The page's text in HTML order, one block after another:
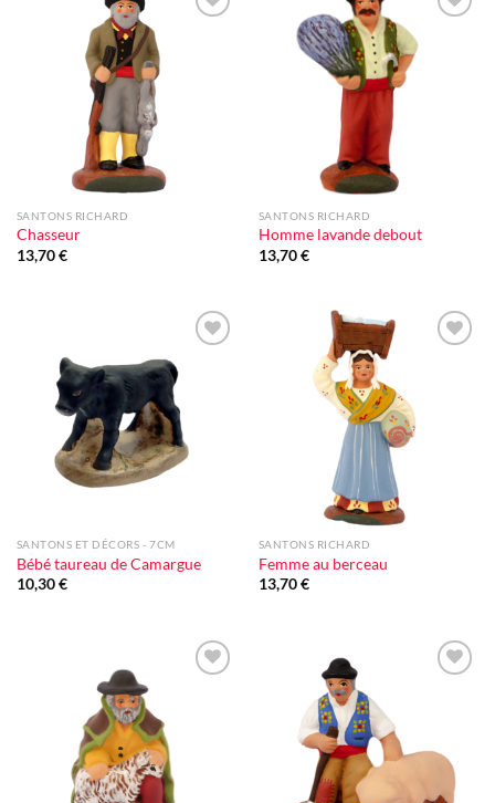
SANTONS RICHARD
Chasseur
13,70€
SANTONS RICHARD
Homme lavande debout
13,70€
SANTONS ET DÉCORS - 7CM
Bébé taureau de Camargue
10,30€
SANTONS RICHARD
Femme au berceau
13,70€